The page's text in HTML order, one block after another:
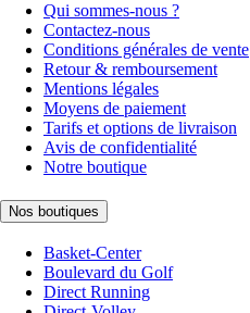
Qui sommes-nous ?
Contactez-nous
Conditions générales de vente
Retour & remboursement
Mentions légales
Moyens de paiement
Tarifs et options de livraison
Avis de confidentialité
Notre boutique
Nos boutiques
Basket-Center
Boulevard du Golf
Direct Running